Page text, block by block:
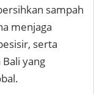
sampah
menjaga
serta
yang